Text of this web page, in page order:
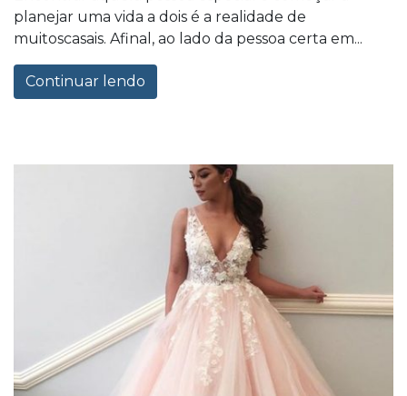
planejar uma vida a dois é a realidade de
muitoscasais. Afinal, ao lado da pessoa certa em...
Continuar lendo